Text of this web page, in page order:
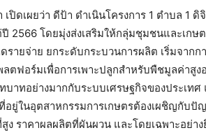
เผยว่า ดีป้า ดำเนินโครงการ 1 ตำบล 1 ดิ
2566 โดยมุ่งส่งเสริมให้กลุ่มชุมชนและเกษ
ายจ่าย ยกระดับกระบวนการผลิต เริ่มจากก
ตฟอร์มเพื่อการเพาะปลูกสำหรับพืชมูลค่าสูง
บาทอย่างมากกับระบบเศรษฐกิจของประเท
อยู่ในอุตสาหกรรมการเกษตรต้องเผชิญกับปั
ราคาผลผลิตที่ผันผวน และโดยเฉพาะอย่าง